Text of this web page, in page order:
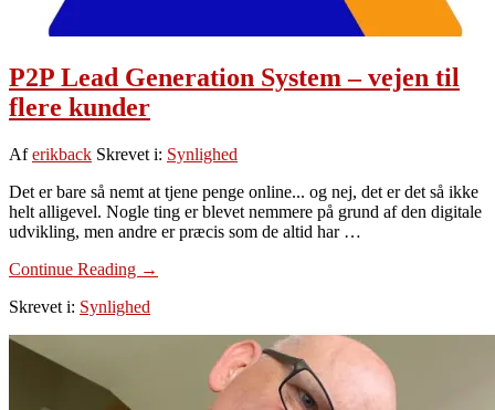
P2P Lead Generation System – vejen til
flere kunder
Aferikback Skrevet i: Synlighed
Det er bare så nemt at tjene penge online... og nej, det er det så ikke
helt alligevel. Nogle ting er blevet nemmere på grund af den digitale
udvikling, men andre er præcis som de altid har …
Continue Reading om
Lead
→
Skrevet i: Synlighed